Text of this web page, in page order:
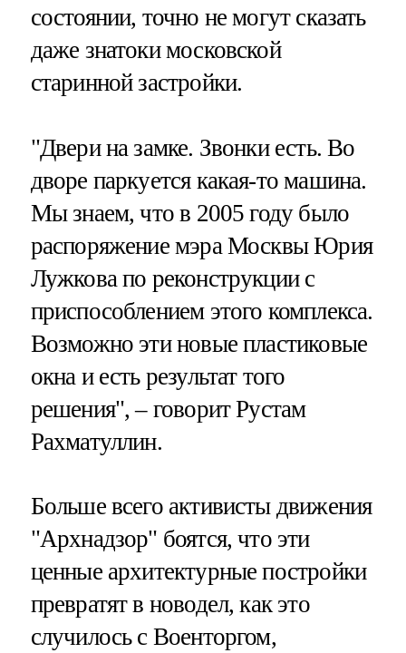
состоянии, точно не могут сказать
даже знатоки московской
старинной застройки.
"Двери на замке. Звонки есть. Во
дворе паркуется какая-то машина.
Мы знаем, что в 2005 году было
распоряжение мэра Москвы Юрия
Лужкова по реконструкции с
приспособлением этого комплекса.
Возможно эти новые пластиковые
окна и есть результат того
решения", – говорит Рустам
Рахматуллин.
Больше всего активисты движения
"Архнадзор" боятся, что эти
ценные архитектурные постройки
превратят в новодел, как это
случилось с Военторгом,